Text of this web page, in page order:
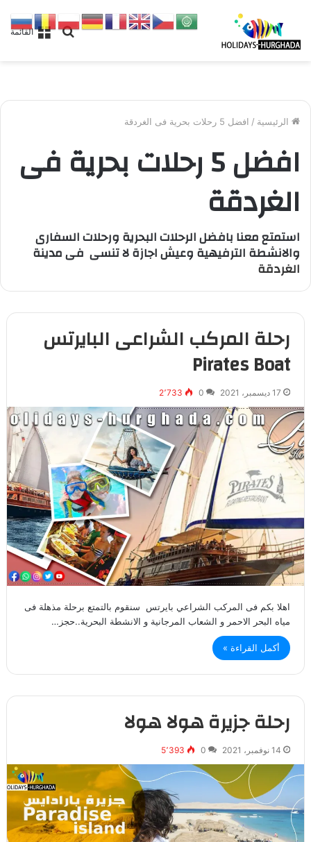
القائمة
بحث
الرئيسية / افضل 5 رحلات بحرية فى الغردقة
افضل 5 رحلات بحرية فى
الغردقة
استمتع معنا بافضل الرحلات البحرية ورحلات السفارى
والانشطة الترفيهية وعيش اجازة لا تنسى فى مدينة
الغردقة
رحلة المركب الشراعى البايرتس
Pirates Boat
17 ديسمبر، 2021 0 2٬733
اهلا بكم فى المركب الشراعي بايرتس سنقوم بالتمتع برحلة مذهلة فى
مياه البحر الاحمر و الشعاب المرجانية و الانشطة البحرية..حجز…
أكمل القراءة »
رحلة جزيرة هولا هولا
14 نوفمبر، 2021 0 5٬393